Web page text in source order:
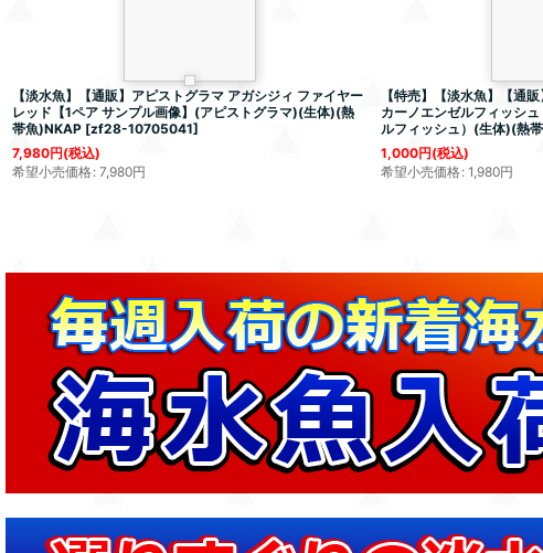
【淡水魚】【通販】アピストグラマ アガシジィ ファイヤー
レッド【1ペア サンプル画像】(アピストグラマ)(生体)(熱
帯魚)NKAP [zf28-10705041]
7,980円(税込)
希望小売価格: 7,980円
【特売】【淡水魚】【通
カーノエンゼルフィッシ
ルフィッシュ）(生体)(熱
1,000円(税込)
希望小売価格: 1,980円